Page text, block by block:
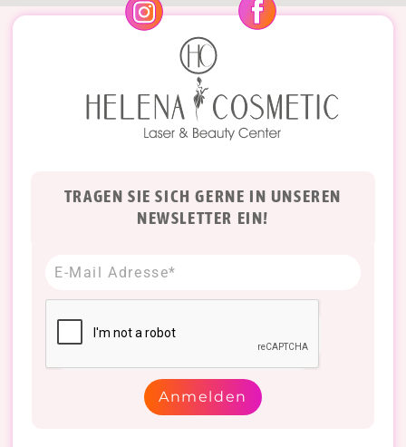
TRAGEN SIE SICH GERNE IN UNSEREN
NEWSLETTER EIN!
Anmelden